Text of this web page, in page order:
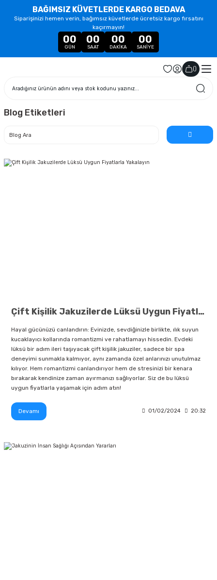
BAĞIMSIZ KÜVETLERDE KARGO BEDAVA
Siparişinizi hemen verin, bağımsız küvetlerde ücretsiz kargo fırsatını
kaçırmayın!
00
GÜN
00
SAAT
00
DAKIKA
00
SANIYE
()
Blog Etiketleri
Çift Kişilik Jakuzilerde Lüksü Uygun Fiyatlarla Yakalayın
Hayal gücünüzü canlandırın: Evinizde, sevdiğinizle birlikte, ılık suyun
kucaklayıcı kollarında romantizmi ve rahatlamayı hissedin. Evdeki
lüksü bir adım ileri taşıyacak çift kişilik jakuziler, sadece bir spa
deneyimi sunmakla kalmıyor, aynı zamanda özel anlarınızı unutulmaz
kılıyor. Hem romantizmi canlandırıyor hem de stresinizi bir kenara
bırakarak kendinize zaman ayırmanızı sağlıyorlar. Siz de bu lüksü
uygun fiyatlarla yaşamak için adım atın!
Devamı 01/02/2024 20:32